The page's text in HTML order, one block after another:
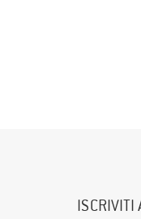
ISCRIVITI